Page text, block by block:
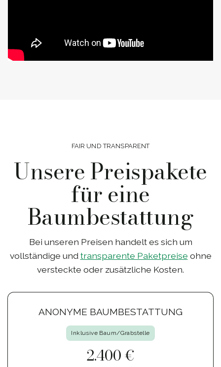
FAIR UND TRANSPARENT
Unsere Preispakete
für eine
Baumbestattung
Bei unseren Preisen handelt es sich um
vollständige und transparente Paketpreise ohne
versteckte oder zusätzliche Kosten.
ANONYME BAUMBESTATTUNG
Inklusive Baum/Grabstelle
2.400 €